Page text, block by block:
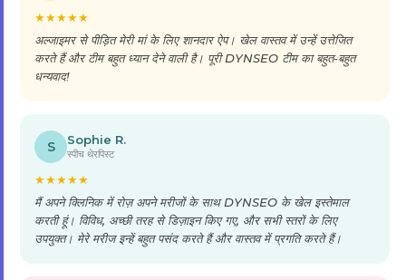
★★★★★
अल्जाइमर से पीड़ित मेरी मां के लिए शानदार ऐप। खेल वास्तव में उन्हें उत्तेजित
करते हैं और टीम बहुत ध्यान देने वाली है। पूरी DYNSEO टीम का बहुत-बहुत
धन्यवाद!
S Sophie R.
स्पीच थेरपिस्ट
★★★★★
मैं अपने क्लिनिक में रोज़ अपने मरीजों के साथ DYNSEO के खेल इस्तेमाल
करती हूं। विविध, अच्छी तरह से डिज़ाइन किए गए, और सभी स्तरों के लिए
उपयुक्त। मेरे मरीज इन्हें बहुत पसंद करते हैं और वास्तव में प्रगति करते हैं।